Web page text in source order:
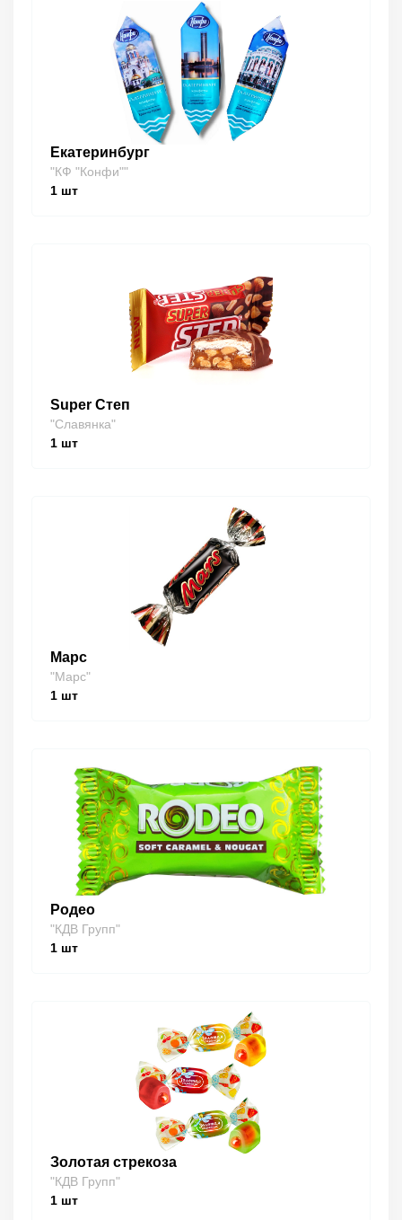
Екатеринбург
"КФ "Конфи""
1 шт
Super Степ
"Славянка"
1 шт
Марс
"Марс"
1 шт
Родео
"КДВ Групп"
1 шт
Золотая стрекоза
"КДВ Групп"
1 шт